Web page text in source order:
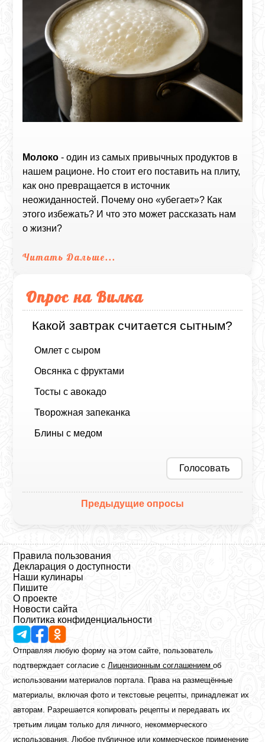
Молоко - один из самых привычных продуктов в
нашем рационе. Но стоит его поставить на плиту,
как оно превращается в источник
неожиданностей. Почему оно «убегает»? Как
этого избежать? И что это может рассказать нам
о жизни?
Читать Дальше...
Опрос на Вилка
Какой завтрак считается сытным?
Омлет с сыром
Овсянка с фруктами
Тосты с авокадо
Творожная запеканка
Блины с медом
Голосовать
Предыдущие опросы
Правила пользования
Декларация о доступности
Наши кулинары
Пишите
О проекте
Новости сайта
Политика конфиденциальности
Отправляя любую форму на этом сайте, пользователь
подтверждает согласие сЛицензионным соглашениемоб
использовании материалов портала. Права на размещённые
материалы, включая фото и текстовые рецепты, принадлежат их
авторам. Разрешается копировать рецепты и передавать их
третьим лицам только для личного, некоммерческого
использования. Любое публичное или коммерческое применение